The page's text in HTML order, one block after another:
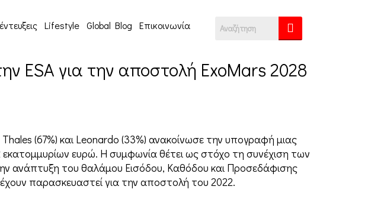
Lifestyle Global Blog Επικοινωνία
ESA για την αποστολή ExoMars 2028
(67%) και Leonardo (33%) ανακοίνωσε την υπογραφή μιας
ευρώ. Η συμφωνία θέτει ως στόχο τη συνέχιση των
ανάπτυξη του θαλάμου Εισόδου, Καθόδου και Προσεδάφισης
παρασκευαστεί για την αποστολή του 2022.